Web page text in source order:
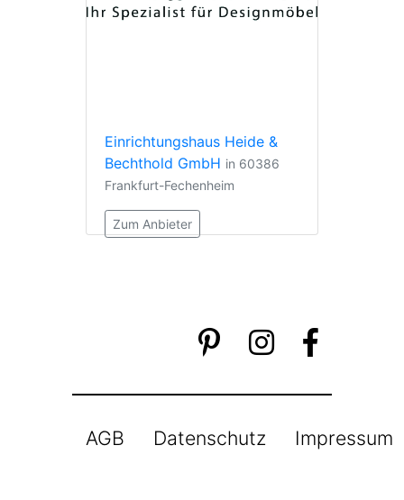
Einrichtungshaus Heide &
Bechthold GmbH in 60386
Frankfurt-Fechenheim
Zum Anbieter
AGB Datenschutz Impressum